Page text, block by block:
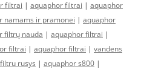
filtrai | aquaphor filtrai | aquaphor
namams ir pramonei | aquaphor
filtrų nauda | aquaphor filtrai |
filtrai | aquaphor filtrai | vandens
rusys | aquaphor s800 |